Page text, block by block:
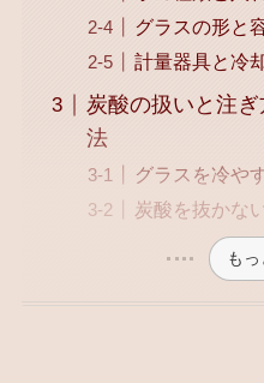
グラスの形と
計量器具と冷
炭酸の扱いと注
法
グラスを冷や
炭酸を抜かな
も